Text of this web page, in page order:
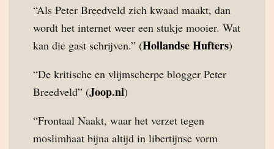
“Als Peter Breedveld zich kwaad maakt, dan
wordt het internet weer een stukje mooier. Wat
kan die gast schrijven.” (Hollandse Hufters)
“De kritische en vlijmscherpe blogger Peter
Breedveld” (Joop.nl)
“Frontaal Naakt, waar het verzet tegen
moslimhaat bijna altijd in libertijnse vorm